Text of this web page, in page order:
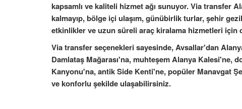
kapsamlı ve kaliteli hizmet ağı sunuyor. Via transfer
kalmayıp, bölge içi ulaşım, günübirlik turlar, şehir
etkinlikler ve uzun süreli araç kiralama hizmetleri için
Via transfer seçenekleri sayesinde, Avsallar'dan
Damlataş Mağarası'na, muhteşem Alanya Kalesi'ne,
Kanyonu'na, antik Side Kenti'ne, popüler Manavgat
ve konforlu şekilde ulaşabilirsiniz.